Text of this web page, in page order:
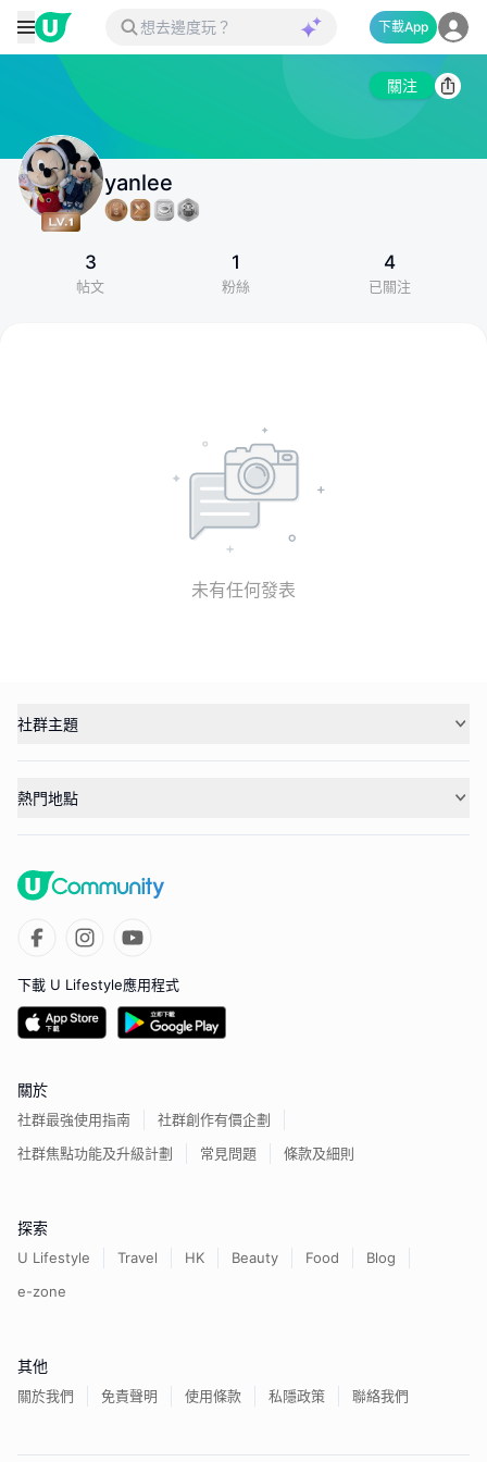
下載App
關注
yanlee
3
帖文
1
粉絲
4
已關注
未有任何發表
社群主題
熱門地點
下載 U Lifestyle應用程式
關於
社群最強使用指南
社群創作有價企劃
社群焦點功能及升級計劃
常見問題 條款及細則
探索
U Lifestyle Travel HK Beauty Food
Blog
e-zone
其他
關於我們 免責聲明 使用條款 私隱政策 聯絡我們